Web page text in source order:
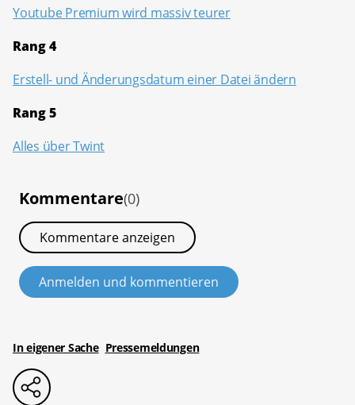
Youtube Premium wird massiv teurer
Rang 4
Erstell- und Änderungsdatum einer Datei ändern
Rang 5
Alles über Twint
Kommentare(0)
Kommentare anzeigen
Anmelden und kommentieren
In eigener Sache Pressemeldungen